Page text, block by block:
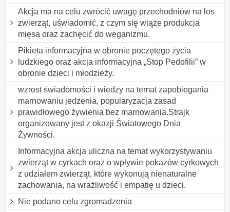
Akcja ma na celu zwrócić uwagę przechodniów na los
zwierząt, uświadomić, z czym się wiąże produkcja
mięsa oraz zachęcić do weganizmu.
Pikieta informacyjna w obronie poczętego życia
ludzkiego oraz akcja informacyjna „Stop Pedofilii” w
obronie dzieci i młodzieży.
wzrost świadomości i wiedzy na temat zapobiegania
marnowaniu jedzenia, popularyzacja zasad
prawidłowego żywienia bez marnowania.Strajk
organizowany jest z okazji Światowego Dnia
Żywności.
Informacyjna akcja uliczna na temat wykorzystywaniu
zwierząt w cyrkach oraz o wpływie pokazów cyrkowych
z udziałem zwierząt, które wykonują nienaturalne
zachowania, na wrażliwość i empatię u dzieci.
Nie podano celu zgromadzenia